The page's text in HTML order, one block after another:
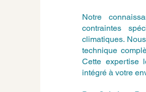
Notre
contraintes
climatiques.
technique
Cette expertise
intégré à votre